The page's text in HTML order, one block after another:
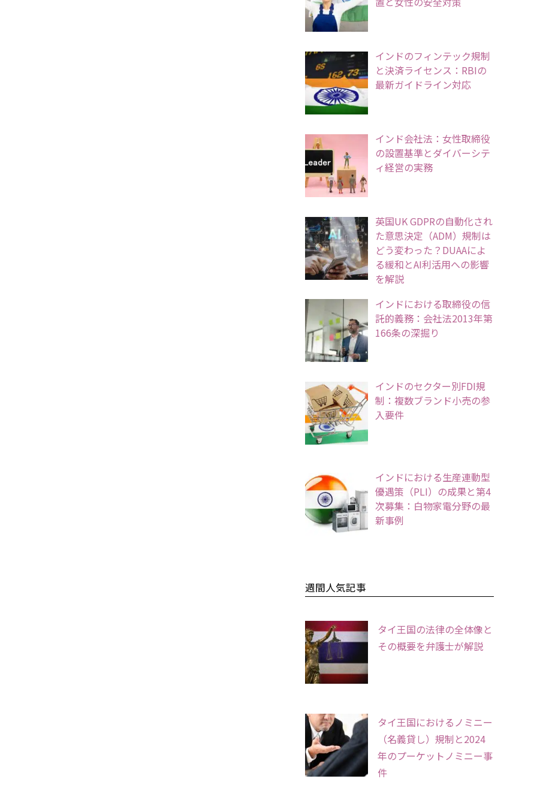
インドのフィンテック規制
と決済ライセンス：RBIの
最新ガイドライン対応
インド会社法：女性取締役
の設置基準とダイバーシテ
ィ経営の実務
英国UK GDPRの自動化され
た意思決定（ADM）規制は
どう変わった？DUAAによ
る緩和とAI利活用への影響
を解説
インドにおける取締役の信
託的義務：会社法2013年第
166条の深掘り
インドのセクター別FDI規
制：複数ブランド小売の参
入要件
インドにおける生産連動型
優遇策（PLI）の成果と第4
次募集：白物家電分野の最
新事例
週間人気記事
タイ王国の法律の全体像と
その概要を弁護士が解説
タイ王国におけるノミニー
（名義貸し）規制と2024
年のプーケットノミニー事
件